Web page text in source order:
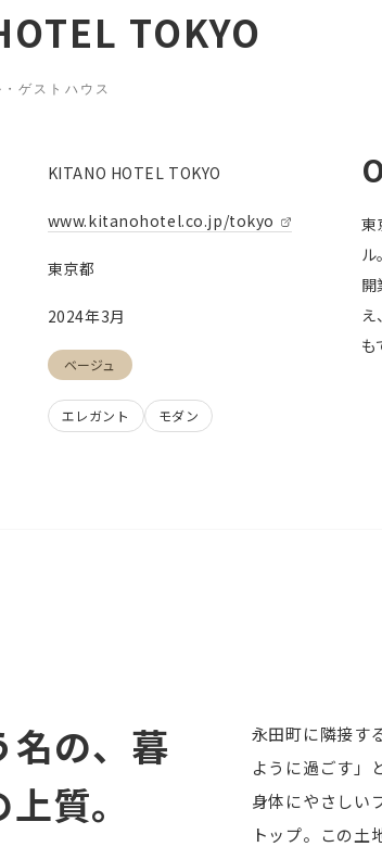
TOKYO
ゲストハウス
KITANO HOTEL TOKYO
www.kitanohotel.co.jp/tokyo
東京都
2024年3月
ベージュ
エレガント モダン
東
開
も
名の、暮
質。
永田町に隣接す
ように過ごす」
身体にやさしい
トップ。この土